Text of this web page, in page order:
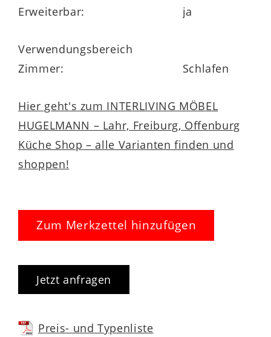
Erweiterbar:
ja
Verwendungsbereich
Zimmer:
Schlafen
Hier geht's zum INTERLIVING MÖBEL
HUGELMANN – Lahr, Freiburg, Offenburg
Küche Shop – alle Varianten finden und
shoppen!
Zum Merkzettel hinzufügen
Jetzt anfragen
Preis- und Typenliste